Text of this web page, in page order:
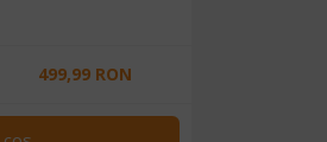
499,99 RON